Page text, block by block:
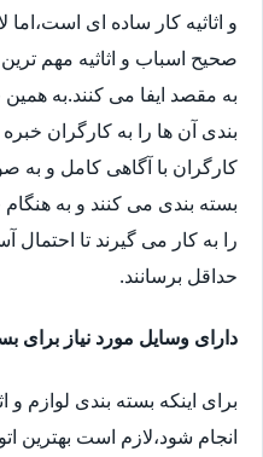
و اثاثیه کار ساده ای
صحیح اسباب و اثاثیه مهم
به مقصد ایفا می کنند.به
بندی آن ها را به کارگران خبره
کارگران با آگاهی کامل و به
بسته بندی می کنند و به
را به کار می گیرند تا احتمال
حداقل برسانند.
دارای وسایل مورد نیاز برای
برای اینکه بسته بندی لوازم
انجام شود،لازم است بهترین